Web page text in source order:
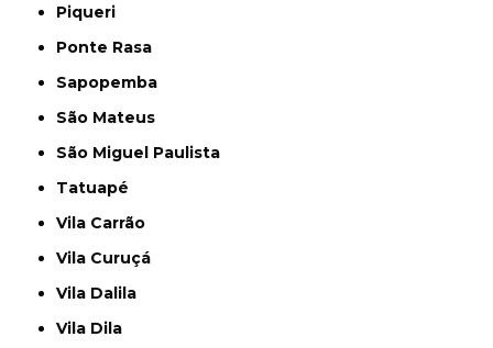
Piqueri
Ponte Rasa
Sapopemba
São Mateus
São Miguel Paulista
Tatuapé
Vila Carrão
Vila Curuçá
Vila Dalila
Vila Dila